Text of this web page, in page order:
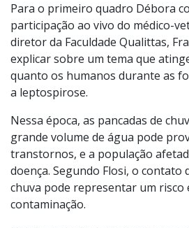
Para o primeiro quadro Débora
participação ao vivo do médico-
diretor da Faculdade Qualittas,
explicar sobre um tema que
quanto os humanos durante as
a leptospirose.
Nessa época, as pancadas de
grande volume de água pode
transtornos, e a população
doença. Segundo Flosi, o contato
chuva pode representar um risco
contaminação.